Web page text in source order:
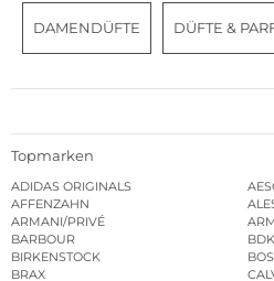
DAMENDÜFTE DÜFTE &
Topmarken
ADIDAS ORIGINALS
AFFENZAHN
ARMANI/PRIVÉ
BARBOUR
BDK
BIRKENSTOCK
BRAX